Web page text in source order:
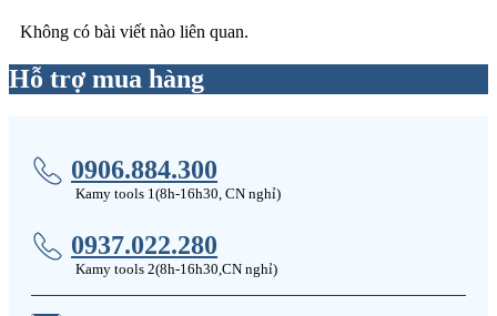
Không có bài viết nào liên quan.
Hỗ trợ mua hàng
0906.884.300
Kamy tools 1(8h-16h30, CN nghỉ)
0937.022.280
Kamy tools 2(8h-16h30,CN nghỉ)